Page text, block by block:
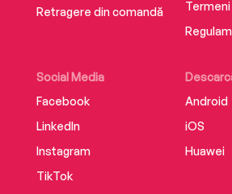
Retragere din comandă
Social Media
Facebook
LinkedIn
Instagram
TikTok
Android
iOS
Huawei